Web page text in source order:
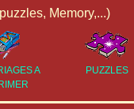
Memory,...)
A
PUZZLES